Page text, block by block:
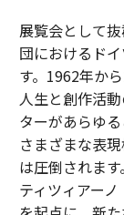
展覧会として
団におけるド
す。1962年か
人生と創作活
ターがあらゆ
さまざまな表
は圧倒されま
ティツィアー